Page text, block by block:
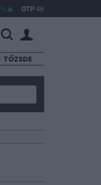
OTP 46 890
TŐZSDE